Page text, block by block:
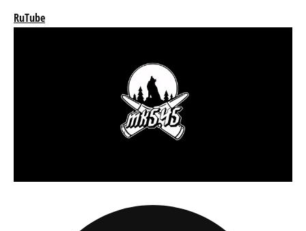
RuTube